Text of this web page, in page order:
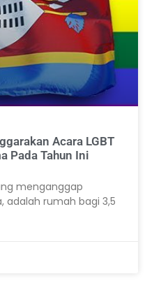
Acara LGBT
Pada Tahun Ini
menganggap
adalah rumah bagi 3,5